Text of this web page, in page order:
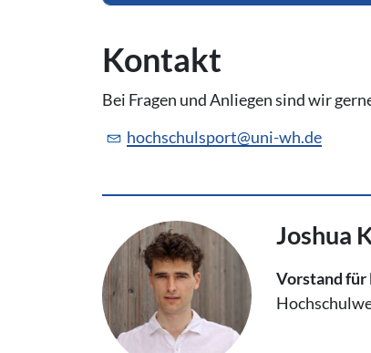
Kontakt
Bei Fragen und Anliegen sind wir
hochschulsport@uni-wh.de
Joshua
Vorstand